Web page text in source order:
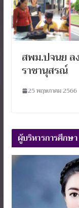
สพม.ปจนย ล
ราชานุสรณ์
25 พฤษภาคม 2566
ผู้บริหารการศึกษ